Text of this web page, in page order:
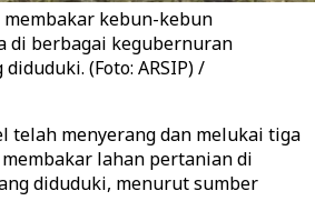
kebun-kebun
di berbagai kegubernuran
(Foto: ARSIP) /
telah menyerang dan melukai tiga
lahan pertanian di
diduduki, menurut sumber